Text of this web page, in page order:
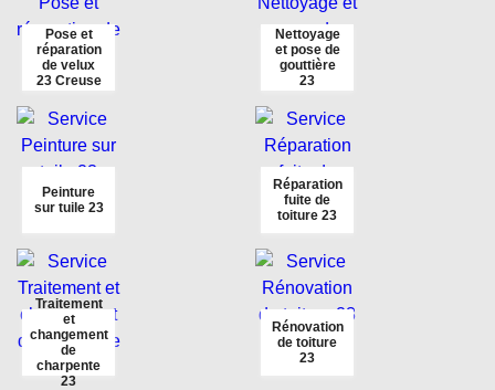
Pose et
réparation
de velux
23 Creuse
Nettoyage
et pose de
gouttière
23
Peinture
sur tuile 23
Réparation
fuite de
toiture 23
Traitement
et
changement
de
charpente
23
Rénovation
de toiture
23